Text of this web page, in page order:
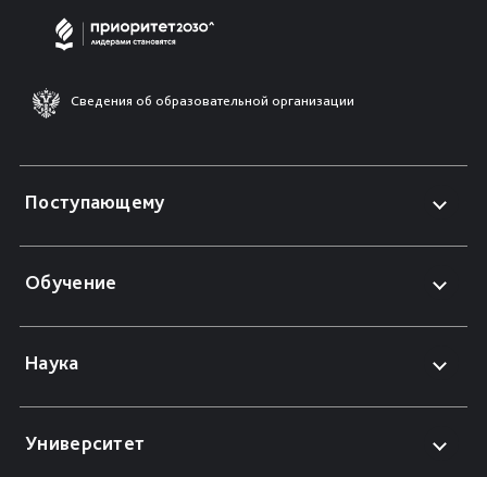
Сведения об образовательной организации
Поступающему
Обучение
Наука
Университет